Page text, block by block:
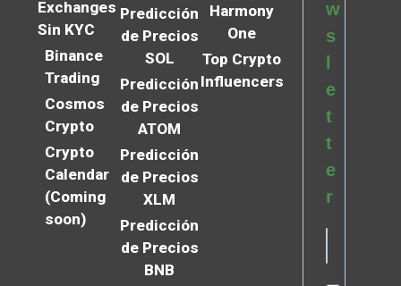
Exchanges
Sin KYC
Binance
Trading
Cosmos
Crypto
Crypto
Calendar
(Coming
soon)
Predicción
de Precios
SOL
Predicción
de Precios
ATOM
Predicción
de Precios
XLM
Predicción
de Precios
BNB
Harmony
One
Top Crypto
Influencers
w
s
e
t
t
e
r